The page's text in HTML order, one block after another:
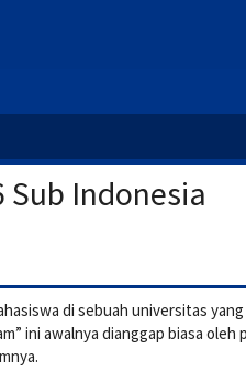
Indonesia
di sebuah universitas yang
ini awalnya dianggap biasa oleh